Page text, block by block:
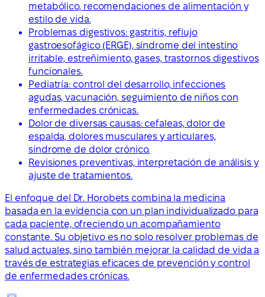
metabólico, recomendaciones de alimentación y
estilo de vida.
Problemas digestivos: gastritis, reflujo
gastroesofágico (ERGE), síndrome del intestino
irritable, estreñimiento, gases, trastornos digestivos
funcionales.
Pediatría: control del desarrollo, infecciones
agudas, vacunación, seguimiento de niños con
enfermedades crónicas.
Dolor de diversas causas: cefaleas, dolor de
espalda, dolores musculares y articulares,
síndrome de dolor crónico.
Revisiones preventivas, interpretación de análisis y
ajuste de tratamientos.
El enfoque del Dr. Horobets combina la medicina
basada en la evidencia con un plan individualizado para
cada paciente, ofreciendo un acompañamiento
constante. Su objetivo es no solo resolver problemas de
salud actuales, sino también mejorar la calidad de vida a
través de estrategias eficaces de prevención y control
de enfermedades crónicas.